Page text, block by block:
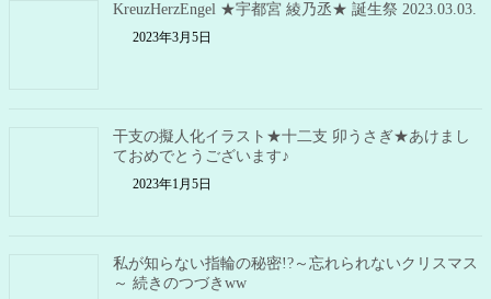
KreuzHerzEngel ★宇都宮 綾乃丞★ 誕生祭 2023.03.03.
2023年3月5日
干支の擬人化イラスト★十二支 卯うさぎ★あけまし
ておめでとうございます♪
2023年1月5日
私が知らない指輪の秘密!?～忘れられないクリスマス
～ 続きのつづきww